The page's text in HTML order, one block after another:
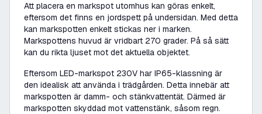
Att placera en markspot utomhus kan göras enkelt,
eftersom det finns en jordspett på undersidan. Med detta
kan markspotten enkelt stickas ner i marken.
Markspottens huvud är vridbart 270 grader. På så sätt
kan du rikta ljuset mot det aktuella objektet.
Eftersom LED-markspot 230V har IP65-klassning är
den idealisk att använda i trädgården. Detta innebär att
markspotten är damm- och stänkvattentät. Därmed är
markspotten skyddad mot vattenstänk, såsom regn.